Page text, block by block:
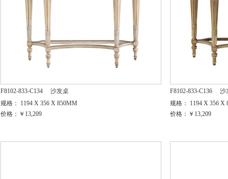
F8102-833-C134
沙发桌
规格： 1194 X 356 X 850MM
价格：￥13,209
F8102-833-C136
沙
规格： 1194 X 356 X
价格：￥13,209